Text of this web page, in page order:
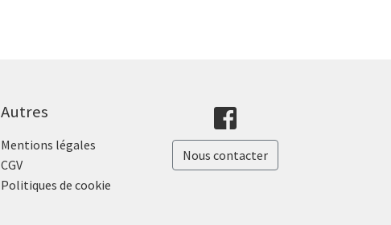
Autres
Mentions légales
CGV
Politiques de cookie
Nous contacter